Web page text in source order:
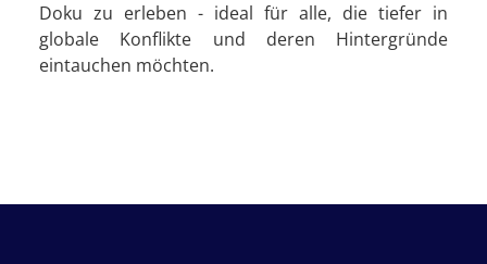
Doku zu erleben - ideal für alle, die tiefer in
globale Konflikte und deren Hintergründe
eintauchen möchten.